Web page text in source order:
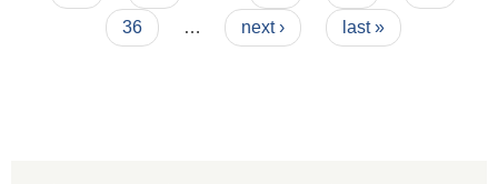
36
… next › last »